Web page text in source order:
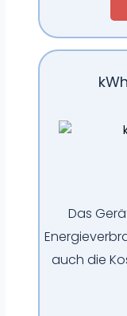
Das
auch die